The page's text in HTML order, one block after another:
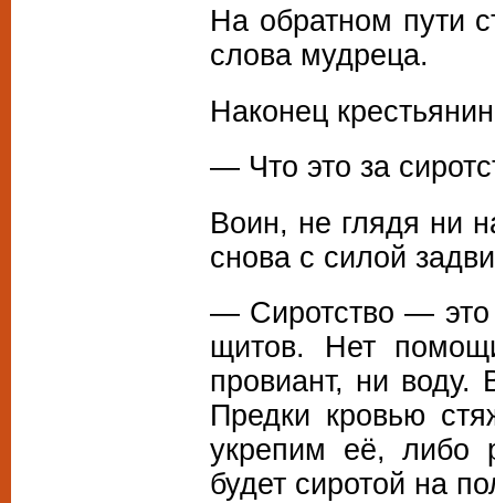
На обратном пути
слова мудреца.
Наконец
— Что это за
Воин, не глядя ни
снова с силой
— Сиротство — это
щитов. Нет
провиант, ни воду.
Предки кровью
укрепим её, либо
будет сиротой на